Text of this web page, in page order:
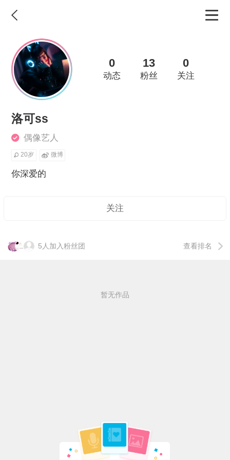
0
动态
13
粉丝
0
关注
洛可ss
偶像艺人
20岁 微博
你深爱的
关注
5人加入粉丝团 查看排名
暂无作品